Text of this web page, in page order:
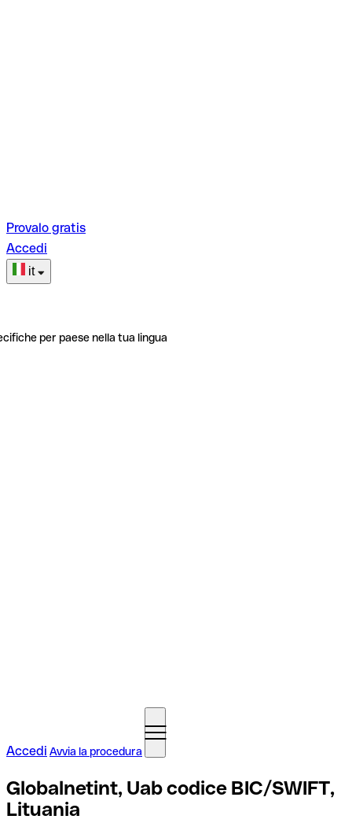
Provalo gratis
Accedi
it
per paese nella tua lingua
Accedi Avvia la procedura
Globalnetint, Uab codice BIC/SWIFT,
Lituania